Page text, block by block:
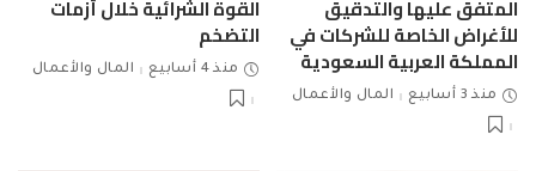
المتفق عليها والتدقيق
للأغراض الخاصة للشركات في
المملكة العربية السعودية
منذ 3 أسابيع المال والأعمال
القوة الشرائية خلال أزمات
التضخم
منذ 4 أسابيع المال والأعمال